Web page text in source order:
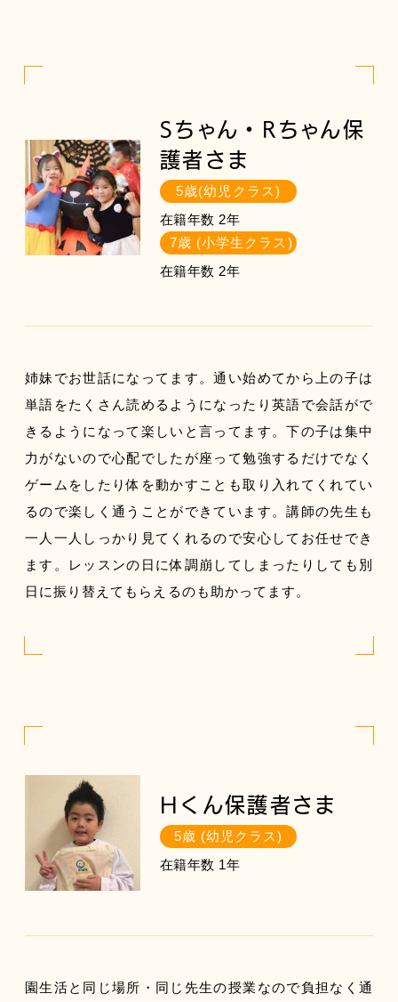
Sちゃん・Rちゃん保
護者さま
5歳(幼児クラス)
在籍年数 2年
7歳 (小学生クラス)
在籍年数 2年
姉妹でお世話になってます。通い始めてから上の子は
単語をたくさん読めるようになったり英語で会話がで
きるようになって楽しいと言ってます。下の子は集中
力がないので心配でしたが座って勉強するだけでなく
ゲームをしたり体を動かすことも取り入れてくれてい
るので楽しく通うことができています。講師の先生も
一人一人しっかり見てくれるので安心してお任せでき
ます。レッスンの日に体調崩してしまったりしても別
日に振り替えてもらえるのも助かってます。
Hくん保護者さま
5歳 (幼児クラス)
在籍年数 1年
園生活と同じ場所・同じ先生の授業なので負担なく通